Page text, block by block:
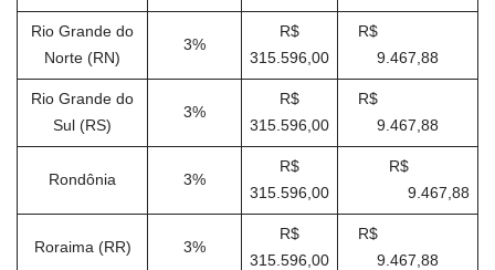
Rio Grande do
Norte (RN)
3%
R$
315.596,00
R$
9.467,88
Rio Grande do
Sul (RS)
3%
R$
315.596,00
R$
9.467,88
Rondônia 3%
R$
315.596,00
R$
9.467,88
Roraima (RR) 3%
R$
315.596,00
R$
9.467,88